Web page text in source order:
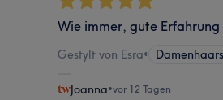
Wie immer, gute Erfahrung
Gestylt von Esra•
Joanna•vor 12 Tagen